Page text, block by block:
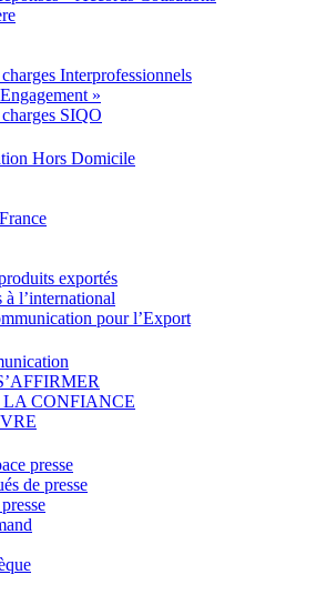
Interprofessionnels
»
SIQO
Hors Domicile
exportés
à l’international
pour l’Export
CONFIANCE
presse
de presse